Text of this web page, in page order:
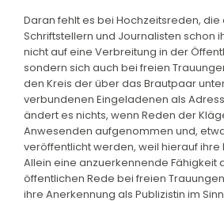
Daran fehlt es bei Hochzeitsreden, die
Schriftstellern und Journalisten schon
nicht auf eine Verbreitung in der
sondern sich auch bei freien
den Kreis der über das Brautpaar
verbundenen Eingeladenen als
ändert es nichts, wenn Reden der
Anwesenden aufgenommen und,
veröffentlicht werden, weil hierauf ihre
Allein eine anzuerkennende Fähigkeit
öffentlichen Rede bei freien
ihre Anerkennung als Publizistin im